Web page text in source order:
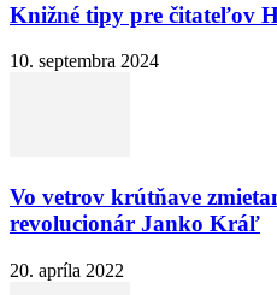
Knižné tipy pre čitateľov
10. septembra 2024
Vo vetrov krútňave
revolucionár Janko Kráľ
20. apríla 2022